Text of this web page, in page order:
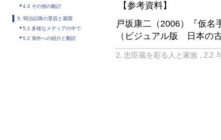
4.3 その他の敵討
5. 明治以降の受容と展開
5.1 多様なメディアの中で
5.2 海外への紹介と翻訳
【参考資料】
戸坂康二（2006）『仮名
（ビジュアル版 日本の
2. 忠臣蔵を彩る人と家族 , 2.2